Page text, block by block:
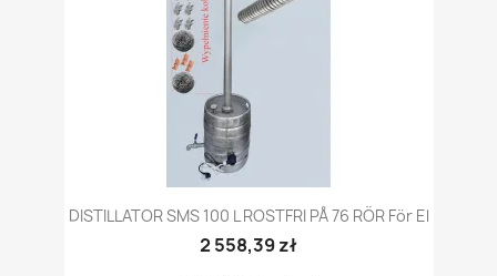
DISTILLATOR SMS 100 L ROSTFRI PÅ 76 RÖR För El
2 558,39 zł